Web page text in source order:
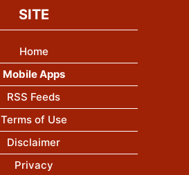
SITE
Home
Mobile Apps
RSS Feeds
Terms of Use
Disclaimer
Privacy